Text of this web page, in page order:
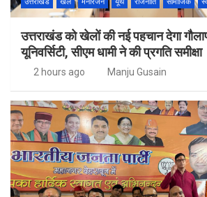
उत्तराखंड खेल मनोरंजन यूथ राजनीति सामाजिक
उत्तराखंड को खेलों की नई पहचान देगा
यूनिवर्सिटी, सीएम धामी ने की प्रगति समीक्षा
2 hours ago Manju Gusain